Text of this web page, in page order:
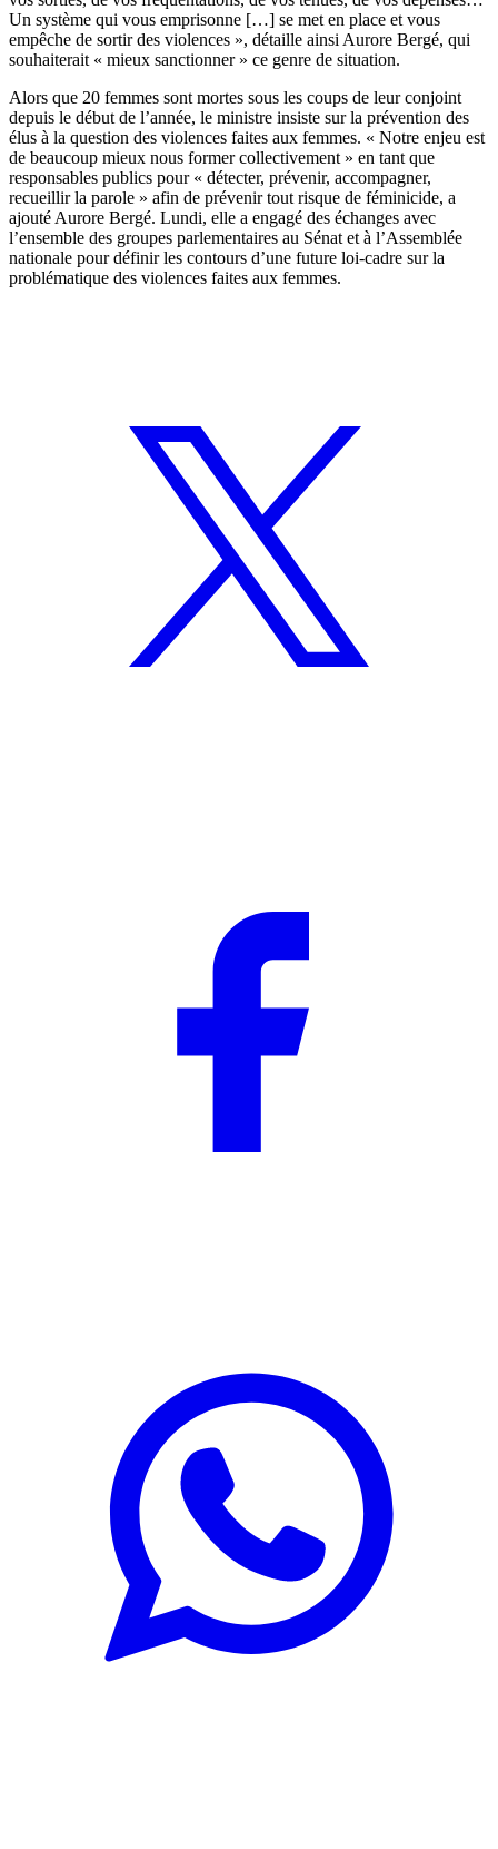
Un système qui vous emprisonne […] se met en place et vous
empêche de sortir des violences », détaille ainsi Aurore Bergé, qui
souhaiterait « mieux sanctionner » ce genre de situation.
Alors que 20 femmes sont mortes sous les coups de leur conjoint
depuis le début de l’année, le ministre insiste sur la prévention des
élus à la question des violences faites aux femmes. « Notre enjeu est
de beaucoup mieux nous former collectivement » en tant que
responsables publics pour « détecter, prévenir, accompagner,
recueillir la parole » afin de prévenir tout risque de féminicide, a
ajouté Aurore Bergé. Lundi, elle a engagé des échanges avec
l’ensemble des groupes parlementaires au Sénat et à l’Assemblée
nationale pour définir les contours d’une future loi-cadre sur la
problématique des violences faites aux femmes.